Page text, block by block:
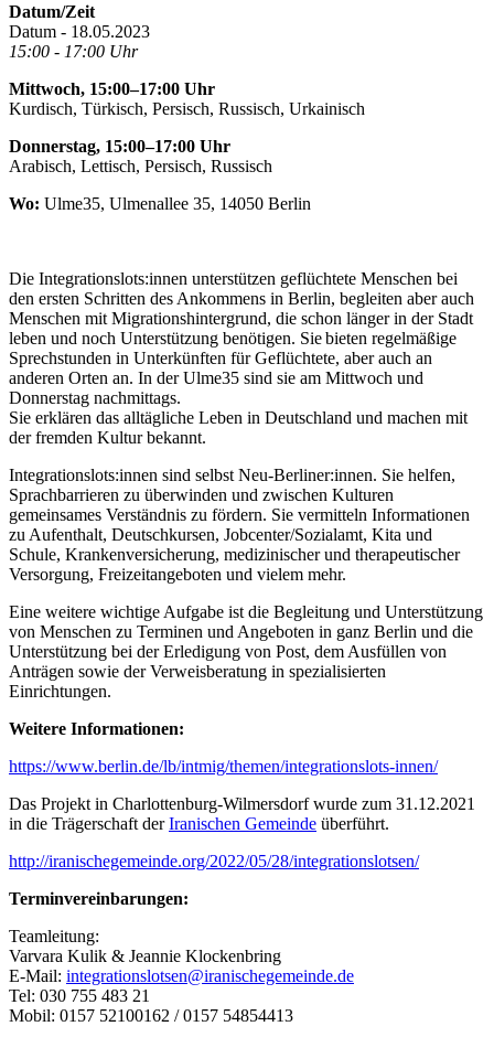
Datum/Zeit
Datum - 18.05.2023
15:00 - 17:00 Uhr
Mittwoch, 15:00–17:00 Uhr
Kurdisch, Türkisch, Persisch, Russisch, Urkainisch
Donnerstag, 15:00–17:00 Uhr
Arabisch, Lettisch, Persisch, Russisch
Wo: Ulme35, Ulmenallee 35, 14050 Berlin
Die Integrationslots:innen unterstützen geflüchtete Menschen bei
den ersten Schritten des Ankommens in Berlin, begleiten aber auch
Menschen mit Migrationshintergrund, die schon länger in der Stadt
leben und noch Unterstützung benötigen. Sie bieten regelmäßige
Sprechstunden in Unterkünften für Geflüchtete, aber auch an
anderen Orten an. In der Ulme35 sind sie am Mittwoch und
Donnerstag nachmittags.
Sie erklären das alltägliche Leben in Deutschland und machen mit
der fremden Kultur bekannt.
Integrationslots:innen sind selbst Neu-Berliner:innen. Sie helfen,
Sprachbarrieren zu überwinden und zwischen Kulturen
gemeinsames Verständnis zu fördern. Sie vermitteln Informationen
zu Aufenthalt, Deutschkursen, Jobcenter/Sozialamt, Kita und
Schule, Krankenversicherung, medizinischer und therapeutischer
Versorgung, Freizeitangeboten und vielem mehr.
Eine weitere wichtige Aufgabe ist die Begleitung und Unterstützung
von Menschen zu Terminen und Angeboten in ganz Berlin und die
Unterstützung bei der Erledigung von Post, dem Ausfüllen von
Anträgen sowie der Verweisberatung in spezialisierten
Einrichtungen.
Weitere Informationen:
https://www.berlin.de/lb/intmig/themen/integrationslots-innen/
Das Projekt in Charlottenburg-Wilmersdorf wurde zum 31.12.2021
in die Trägerschaft derIranischen Gemeinde überführt.
http://iranischegemeinde.org/2022/05/28/integrationslotsen/
Terminvereinbarungen:
Teamleitung:
Varvara Kulik & Jeannie Klockenbring
E-Mail: integrationslotsen@iranischegemeinde.de
Tel: 030 755 483 21
Mobil: 0157 52100162 / 0157 54854413